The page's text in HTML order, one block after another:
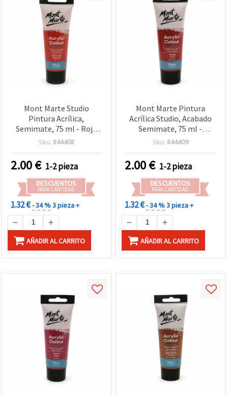
Mont Marte Studio
Pintura Acrílica,
Semimate, 75 ml - Rojo
Brillante
Sku: 844408
2.00€ 1-2 pieza
DESCUENTOS
PARA CANTIDAD
1.32 €- 34 %3 pieza +
AÑADIR AL CARRITO
Mont Marte Pintura
Acrílica Studio, Acabado
Semimate, 75 ml -
Carmesí
Sku: 844409
2.00€ 1-2 pieza
DESCUENTOS
PARA CANTIDAD
1.32 €- 34 %3 pieza +
AÑADIR AL CARRITO